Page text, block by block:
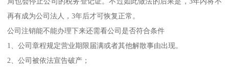
再有成为公司法人，3年后才可恢复正常。
公司注销能不能办理下来还需看公司是否符合条件
1、公司章程规定营业期限届满或者其他解散事由出现。
2、公司被依法宣告破产；